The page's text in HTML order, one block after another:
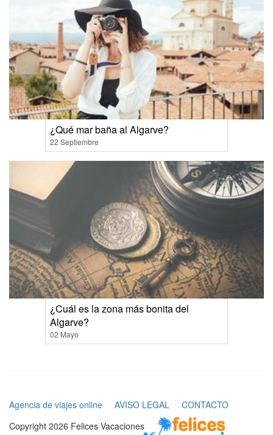
¿Qué mar baña al Algarve?
22 Septiembre
¿Cuál es la zona más bonita del
Algarve?
02 Mayo
Agencia de viajes online AVISO LEGAL
CONTACTO
Copyright 2026 Felices Vacaciones